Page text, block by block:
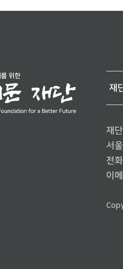
재
재
서
전
이